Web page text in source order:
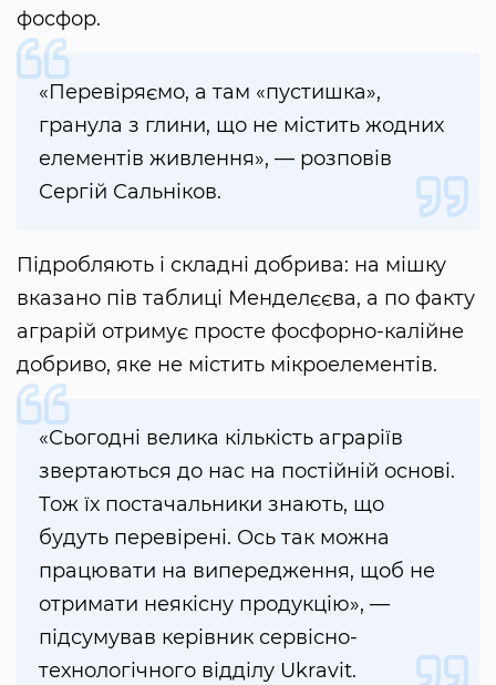
фосфор.
«Перевіряємо, а там «пустишка»,
гранула з глини, що не містить жодних
елементів живлення», — розповів
Сергій Сальніков.
Підробляють і складні добрива: на мішку
вказано пів таблиці Менделєєва, а по факту
аграрій отримує просте фосфорно-калійне
добриво, яке не містить мікроелементів.
«Сьогодні велика кількість аграріїв
звертаються до нас на постійній основі.
Тож їх постачальники знають, що
будуть перевірені. Ось так можна
працювати на випередження, щоб не
отримати неякісну продукцію», —
підсумував керівник сервісно-
технологічного відділу Ukravit.